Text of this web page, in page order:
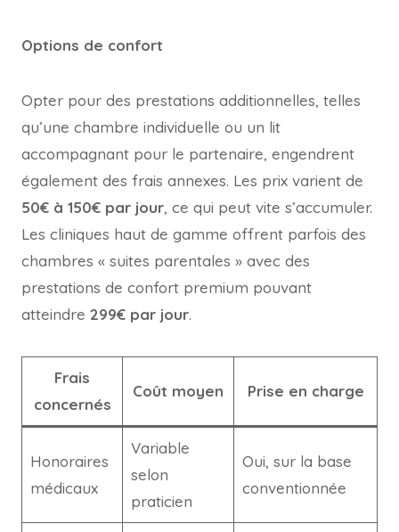
Options de confort
Opter pour des prestations additionnelles, telles
qu’une chambre individuelle ou un lit
accompagnant pour le partenaire, engendrent
également des frais annexes. Les prix varient de
50€ à 150€ par jour, ce qui peut vite s’accumuler.
Les cliniques haut de gamme offrent parfois des
chambres « suites parentales » avec des
prestations de confort premium pouvant
atteindre 299€ par jour.
Frais
concernés
Coût moyen Prise en charge
Honoraires
médicaux
Variable
selon
praticien
Oui, sur la base
conventionnée